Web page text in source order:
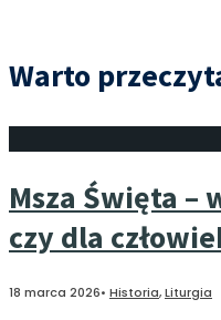
Warto
Msza Święta –
czy dla
18 marca 2026• Historia,Liturgia